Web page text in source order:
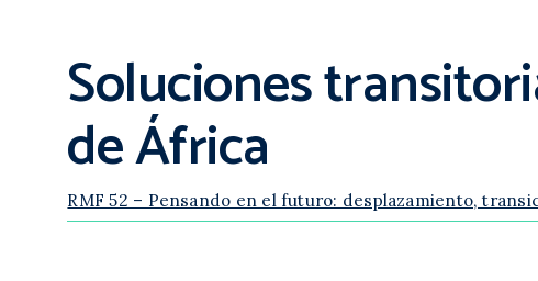
Soluciones
de África
RMF 52 – Pensando en el futuro: desplazamiento,